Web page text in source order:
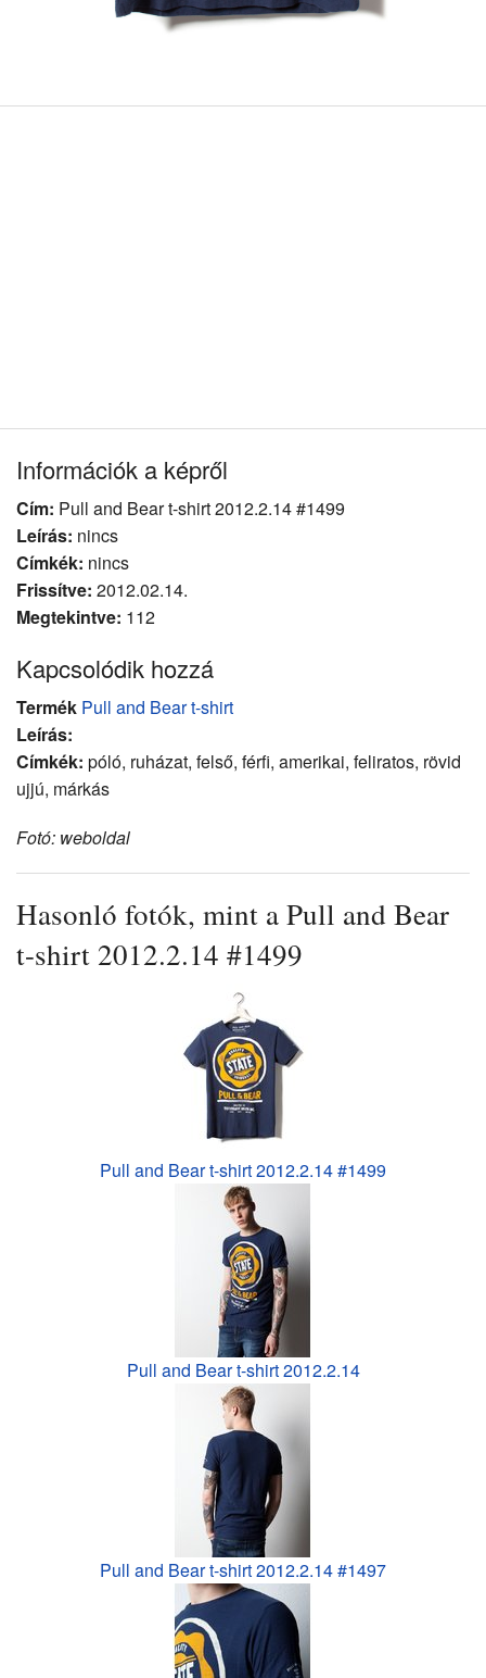
Információk a képről
Cím: Pull and Bear t-shirt 2012.2.14 #1499
Leírás: nincs
Címkék: nincs
Frissítve: 2012.02.14.
Megtekintve: 112
Kapcsolódik hozzá
Termék Pull and Bear t-shirt
Leírás:
Címkék: póló, ruházat, felső, férfi, amerikai, feliratos, rövid
ujjú, márkás
Fotó: weboldal
Hasonló fotók, mint a Pull and Bear
t-shirt 2012.2.14 #1499
Pull and Bear t-shirt 2012.2.14 #1499
Pull and Bear t-shirt 2012.2.14
Pull and Bear t-shirt 2012.2.14 #1497